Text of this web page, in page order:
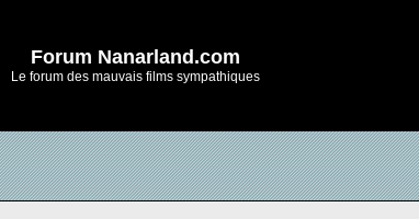
Forum Nanarland.com
Le forum des mauvais films sympathiques